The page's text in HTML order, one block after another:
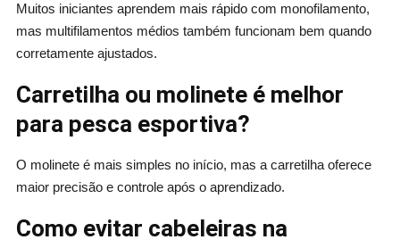
Muitos iniciantes aprendem mais rápido com monofilamento,
mas multifilamentos médios também funcionam bem quando
corretamente ajustados.
Carretilha ou molinete é melhor
para pesca esportiva?
O molinete é mais simples no início, mas a carretilha oferece
maior precisão e controle após o aprendizado.
Como evitar cabeleiras na